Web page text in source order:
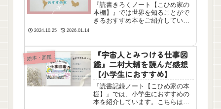
『読書きろくノート【こひめ家の
本棚】』では世界を知ることがで
きるおすすめ本をご紹介していま
らした書き方でとても面白く楽し
く読むことができました。
2024.10.25 2026.01.14
絵本・図鑑
『宇宙人とみつける仕事図
鑑』二村大輔を読んだ感想
【小学生におすすめ】
『読書記録ノート【こひめ家の本
棚】』では、小学生におすすめの
本を紹介しています。こちらは家